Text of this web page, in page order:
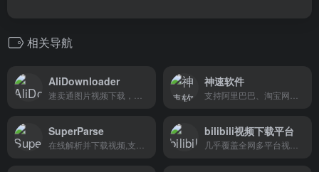
相关导航
AliDownloader 神速软件
SuperParse bilibili视频下载平台